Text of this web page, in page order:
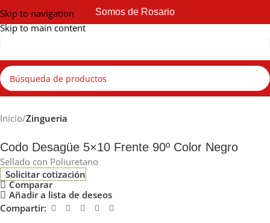
Skip to navigation
Skip to main content
Somos de Rosario
Inicio Zingueria
Codo Desagüe 5×10 Frente 90º Color Negro
Sellado con Poliuretano
Solicitar cotización
Comparar
Añadir a lista de deseos
Compartir: